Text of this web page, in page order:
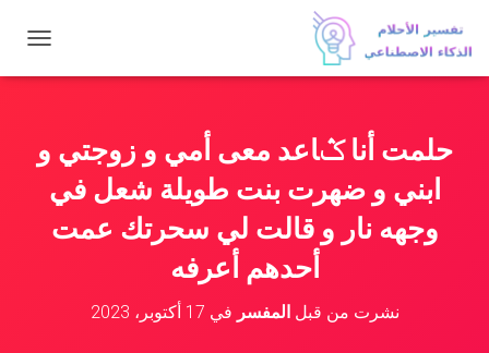
ب
احلمت أنا ݣاعد معى أمي و زوجتي و
ابني و ضهرت بنت طويلة شعل في
وجهه نار و قالت لي سحرتك عمت
أحدهم أعرفه
نشرت من قبلالمفسر في 17 أكتوبر، 2023